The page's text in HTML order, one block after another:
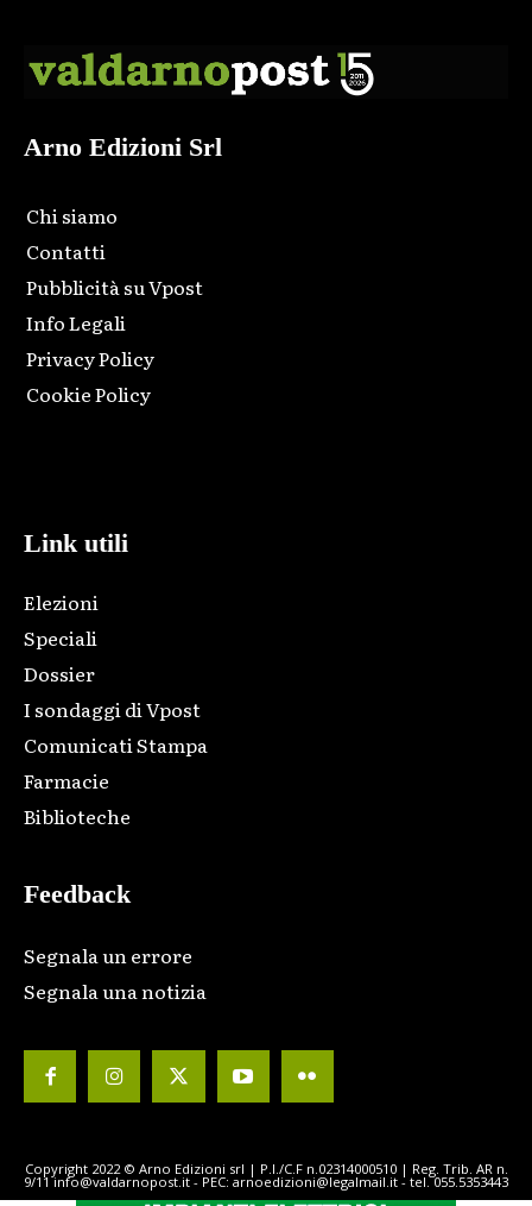
Arno Edizioni Srl
Chi siamo
Contatti
Pubblicità su Vpost
Info Legali
Privacy Policy
Cookie Policy
Link utili
Elezioni
Speciali
Dossier
I sondaggi di Vpost
Comunicati Stampa
Farmacie
Biblioteche
Feedback
Segnala un errore
Segnala una notizia
Copyright 2022 © Arno Edizioni srl | P.I./C.F n.02314000510 | Reg. Trib. AR n.
9/11 info@valdarnopost.it - PEC: arnoedizioni@legalmail.it - tel. 055.5353443